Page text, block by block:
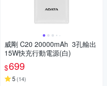
威剛 C20 20000mAh 3孔輸出
15W快充行動電源(白)
$699
5 (14)